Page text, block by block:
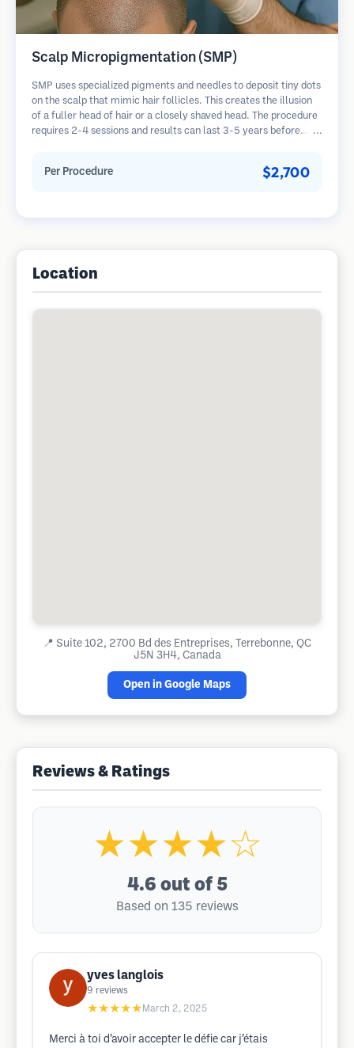
Scalp Micropigmentation (SMP)
SMP uses specialized pigments and needles to deposit tiny dots
on the scalp that mimic hair follicles. This creates the illusion
of a fuller head of hair or a closely shaved head. The procedure
requires 2-4 sessions and results can last 3-5 years before
Per Procedure $2,700
Location
📍 Suite 102, 2700 Bd des Entreprises, Terrebonne, QC
J5N 3H4, Canada
Open in Google Maps
Reviews & Ratings
★★★★☆
4.6 out of 5
Based on 135 reviews
yves langlois
9 reviews
★★★★★ March 2, 2025
Merci à toi d’avoir accepter le défie car j’étais